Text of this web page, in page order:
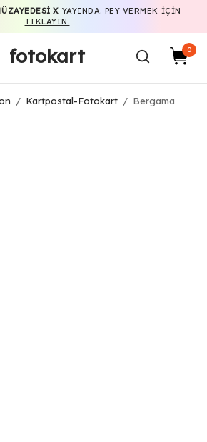
X YAYINDA. PEY VERMEK IÇIN
TIKLAYIN.
fotokart 0
/ Kartpostal-Fotokart / Bergama